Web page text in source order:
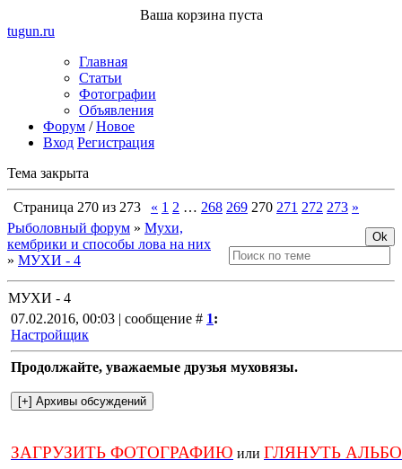
Ваша корзина пуста
tugun.ru
Главная
Статьи
Фотографии
Объявления
Форум /Новое
Вход Регистрация
Тема закрыта
Страница 270 из 273 « 1 2 … 268 269 270 271 272 273 »
Рыболовный форум » Мухи,
кембрики и способы лова на них
» МУХИ - 4
МУХИ - 4
07.02.2016, 00:03 | сообщение # 1:
Настройщик
Продолжайте, уважаемые друзья муховязы.
ЗАГРУЗИТЬ ФОТОГРАФИЮ или ГЛЯНУТЬ